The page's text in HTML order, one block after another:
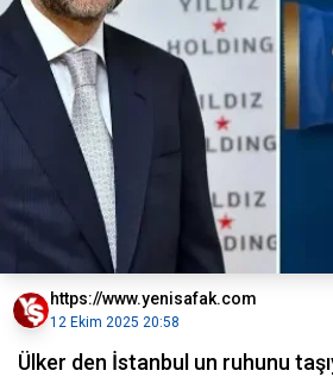
https://www.yenisafak.com
12 Ekim 2025 20:58
Ülker den İstanbul un ruhunu